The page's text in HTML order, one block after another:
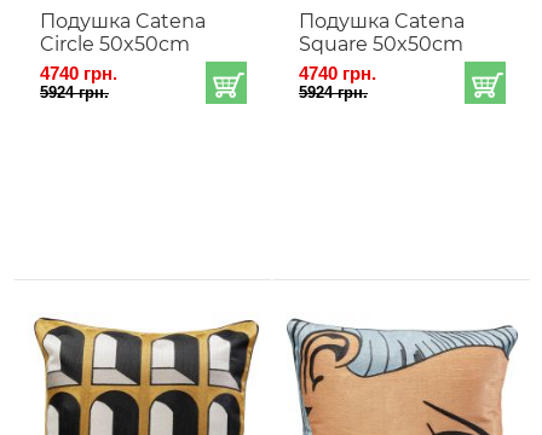
Подушка Catena
Circle 50x50cm
4740 грн.
5924 грн.
Подушка Catena
Square 50x50cm
4740 грн.
5924 грн.